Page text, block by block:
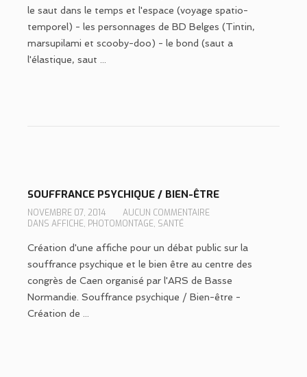
le saut dans le temps et l'espace (voyage spatio-
temporel) - les personnages de BD Belges (Tintin,
marsupilami et scooby-doo) - le bond (saut a
l'élastique, saut ...
SOUFFRANCE PSYCHIQUE / BIEN-ÊTRE
NOVEMBRE 07, 2014
AUCUN COMMENTAIRE
DANS AFFICHE, PHOTOMONTAGE, SANTÉ
Création d'une affiche pour un débat public sur la
souffrance psychique et le bien être au centre des
congrès de Caen organisé par l'ARS de Basse
Normandie. Souffrance psychique / Bien-être -
Création de ...